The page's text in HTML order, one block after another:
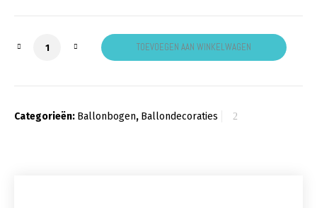
Ballonboog gekleurd aantalTOEVOEGEN AAN WINKELWAGEN
Categorieën: Ballonbogen, Ballondecoraties